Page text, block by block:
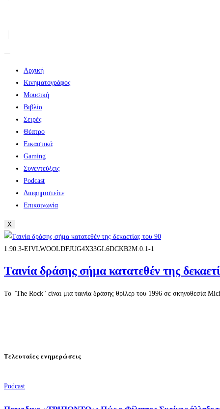
Αρχική
Κινηματογράφος
Μουσική
Βιβλία
Σειρές
Θέατρο
Εικαστικά
Gaming
Συνεντεύξεις
Podcast
Διαφημιστείτε
Επικοινωνία
X
1.90.3-EIVLWOOLDFJUG4X33GL6DCKB2M.0.1-1
Tαινία δράσης σήμα κατατεθέν της
Το "The Rock" είναι μια ταινία δράσης θρίλερ του 1996 σε σκηνοθεσία
Τελευταίες ενημερώσεις
Podcast